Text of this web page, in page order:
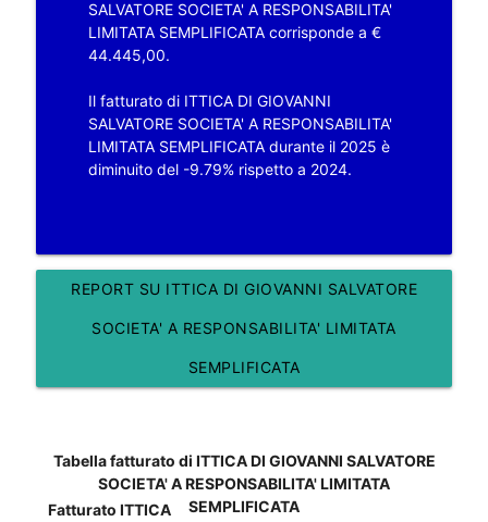
SALVATORE SOCIETA' A RESPONSABILITA'
LIMITATA SEMPLIFICATA corrisponde a €
44.445,00.
Il fatturato di ITTICA DI GIOVANNI
SALVATORE SOCIETA' A RESPONSABILITA'
LIMITATA SEMPLIFICATA durante il 2025 è
diminuito del -9.79% rispetto a 2024.
REPORT SU ITTICA DI GIOVANNI SALVATORE
SOCIETA' A RESPONSABILITA' LIMITATA
SEMPLIFICATA
Tabella fatturato di ITTICA DI GIOVANNI SALVATORE
SOCIETA' A RESPONSABILITA' LIMITATA
SEMPLIFICATA
Fatturato ITTICA